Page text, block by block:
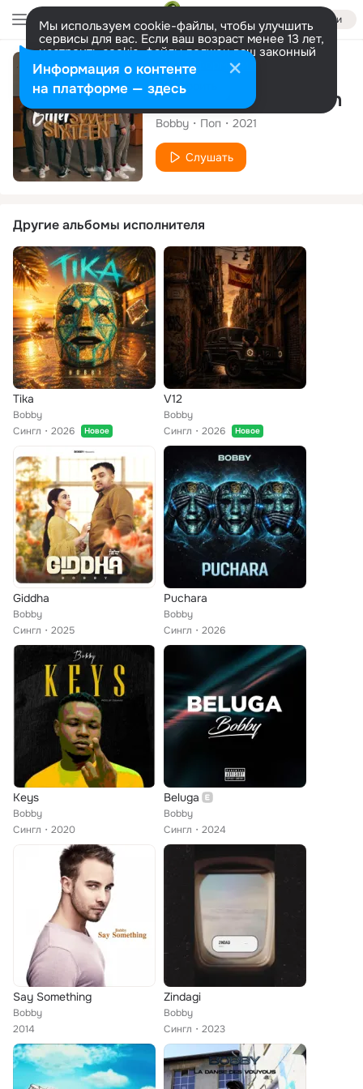
Войти
Мы используем cookie-файлы, чтобы улучшить
сервисы для вас. Если ваш возраст менее 13 лет,
настроить cookie-файлы должен ваш законный
представитель. Больше информации
Разрешить все Настроить
Сингл
Bittersweet Sixteen
Bobby Поп 2021
Слушать
Другие альбомы исполнителя
Tika
Bobby
Сингл
2026 Новое
V12
Bobby
Сингл
2026 Новое
Giddha
Bobby
Сингл
2025
Puchara
Bobby
Сингл
2026
Keys
Bobby
Сингл
2020
Beluga
Bobby
Сингл
2024
Say Something
Bobby
2014
Zindagi
Bobby
Сингл
2023
Информация о контенте
на платформе — здесь